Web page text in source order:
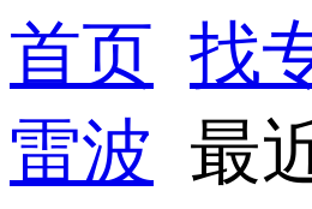
首页 找
雷波 最